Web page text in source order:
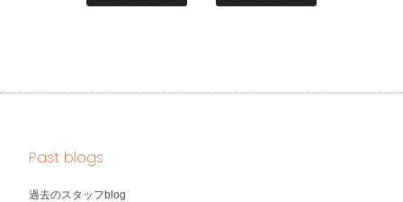
Past blogs
過去のスタッフblog